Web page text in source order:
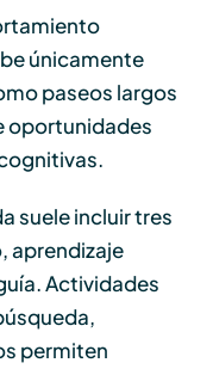
únicamente
paseos largos
oportunidades
suele incluir tres
aprendizaje
Actividades
permiten